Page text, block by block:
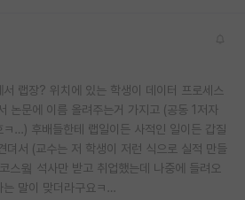
랩장? 위치에 있는 학생이 데이터 프로세스
논문에 이름 올려주는거 가지고 (공동 1저자
…) 후배들한테 랩일이든 사적인 일이든 갑질
뎌서 (교수는 저 학생이 저런 식으로 실적 만들
스웤 석사만 받고 취업했는데 나중에 들려오
말이 맞더라구요ㅋ…